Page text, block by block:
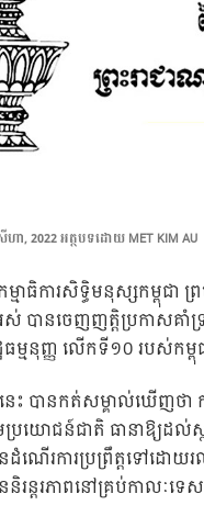
ហា, 2022អត្ថបទដោយ MET KIM AU
ាធិការសិទ្ធិមនុស្សកម្ពុជា ព្
អស់ បានចេញញត្តិប្រកាសគាំ
ឋធម្មនុញ្ញ លើកទី១០ របស់កម្ពុ
េះ បានកត់សម្គាល់ឃើញថា ក
មប្រយោជន៍ជាតិ ធានាឱ្យដ
នដំណើរការប្រព្រឹត្តទៅដោយ
និរន្តរភាពនៅគ្រប់កាលៈទេ